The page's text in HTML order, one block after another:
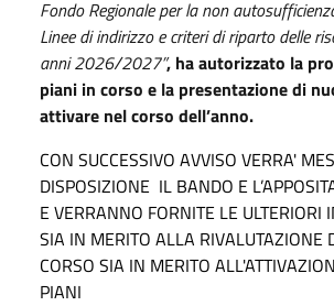
Fondo Regionale per la non
Linee di indirizzo e criteri di riparto delle
anni 2026/2027”, ha autorizzato la
piani in corso e la presentazione di
attivare nel corso dell’anno.
CON SUCCESSIVO AVVISO VERRA'
DISPOSIZIONE IL BANDO E
E VERRANNO FORNITE LE ULTERIORI
SIA IN MERITO ALLA RIVALUTAZIONE
CORSO SIA IN MERITO
PIANI